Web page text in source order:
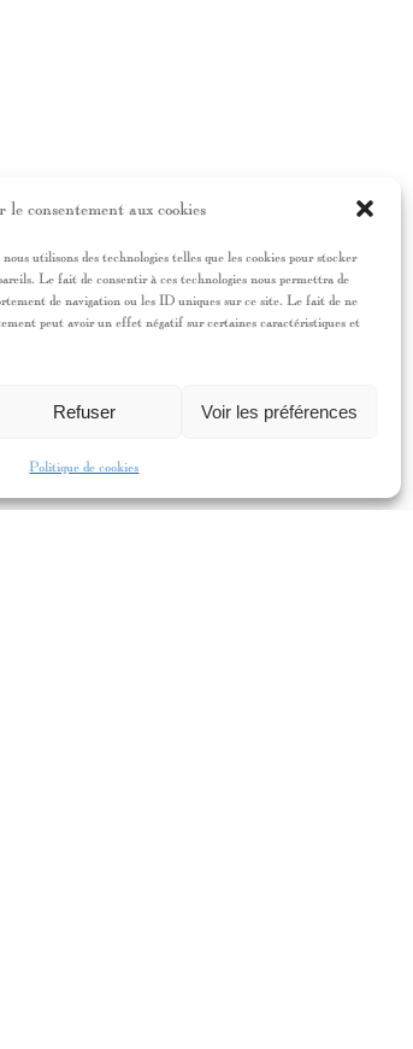
le consentement aux cookies
utilisons des technologies telles que les cookies pour stocker
Le fait de consentir à ces technologies nous permettra de
de navigation ou les ID uniques sur ce site. Le fait de ne
peut avoir un effet négatif sur certaines caractéristiques et
Refuser Voir les préférences
Politique de cookies